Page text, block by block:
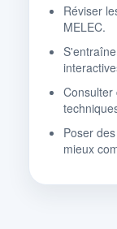
Réviser
MELEC.
Consulter
Poser
mieux